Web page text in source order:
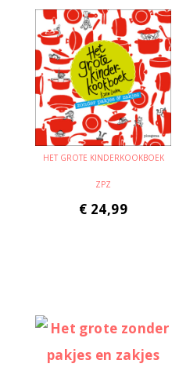
HET GROTE KINDERKOOKBOEK
ZPZ
€ 24,99